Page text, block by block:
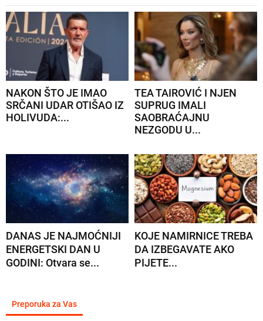
NAKON ŠTO JE IMAO
SRČANI UDAR OTIŠAO IZ
HOLIVUDA:...
TEA TAIROVIĆ I NJEN
SUPRUG IMALI
SAOBRAĆAJNU
NEZGODU U...
DANAS JE NAJMOĆNIJI
ENERGETSKI DAN U
GODINI: Otvara se...
KOJE NAMIRNICE TREBA
DA IZBEGAVATE AKO
PIJETE...
Preporuka za Vas